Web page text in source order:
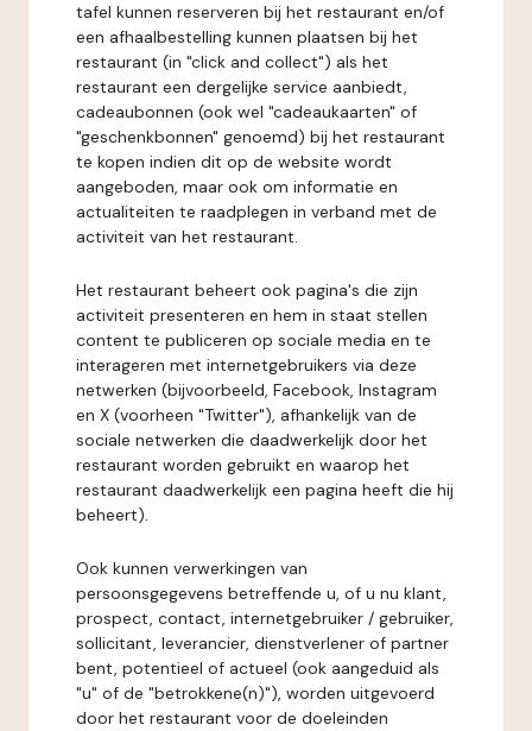
tafel kunnen reserveren bij het restaurant en/of
een afhaalbestelling kunnen plaatsen bij het
restaurant (in "click and collect") als het
restaurant een dergelijke service aanbiedt,
cadeaubonnen (ook wel "cadeaukaarten" of
"geschenkbonnen" genoemd) bij het restaurant
te kopen indien dit op de website wordt
aangeboden, maar ook om informatie en
actualiteiten te raadplegen in verband met de
activiteit van het restaurant.
Het restaurant beheert ook pagina's die zijn
activiteit presenteren en hem in staat stellen
content te publiceren op sociale media en te
interageren met internetgebruikers via deze
netwerken (bijvoorbeeld, Facebook, Instagram
en X (voorheen "Twitter"), afhankelijk van de
sociale netwerken die daadwerkelijk door het
restaurant worden gebruikt en waarop het
restaurant daadwerkelijk een pagina heeft die hij
beheert).
Ook kunnen verwerkingen van
persoonsgegevens betreffende u, of u nu klant,
prospect, contact, internetgebruiker / gebruiker,
sollicitant, leverancier, dienstverlener of partner
bent, potentieel of actueel (ook aangeduid als
"u" of de "betrokkene(n)"), worden uitgevoerd
door het restaurant voor de doeleinden